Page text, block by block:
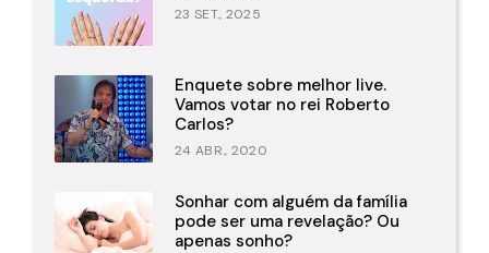
23 SET., 2025
Enquete sobre melhor live.
Vamos votar no rei Roberto
Carlos?
24 ABR., 2020
Sonhar com alguém da família
pode ser uma revelação? Ou
apenas sonho?